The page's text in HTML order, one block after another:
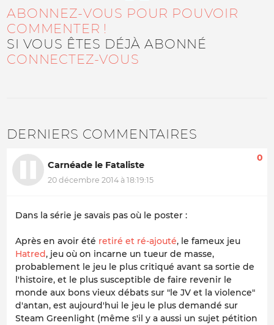
ABONNEZ-VOUS POUR POUVOIR
COMMENTER !
SI VOUS ÊTES DÉJÀ ABONNÉ
CONNECTEZ-VOUS
DERNIERS COMMENTAIRES
Carnéade le Fataliste
20 décembre 2014 à 18:19:15
0
Dans la série je savais pas où le poster :
Après en avoir été retiré et ré-ajouté, le fameux jeu
Hatred, jeu où on incarne un tueur de masse,
probablement le jeu le plus critiqué avant sa sortie de
l'histoire, et le plus susceptible de faire revenir le
monde aux bons vieux débats sur "le JV et la violence"
d'antan, est aujourd'hui le jeu le plus demandé sur
Steam Greenlight (même s'il y a aussi un sujet pétition